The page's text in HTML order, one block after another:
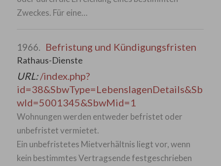
Zweckes. Für eine…
1966. Befristung und Kündigungsfristen
Rathaus-Dienste
URL:/index.php?
id=38&SbwType=LebenslagenDetails&Sb
wId=5001345&SbwMid=1
Wohnungen werden entweder befristet oder
unbefristet vermietet.
Ein unbefristetes Mietverhältnis liegt vor, wenn
kein bestimmtes Vertragsende festgeschrieben